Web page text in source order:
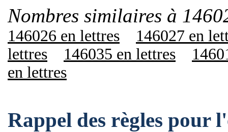
Nombres similaires à
146026 en lettres
146027 en
lettres
146035 en lettres
en lettres
Rappel des règles pour